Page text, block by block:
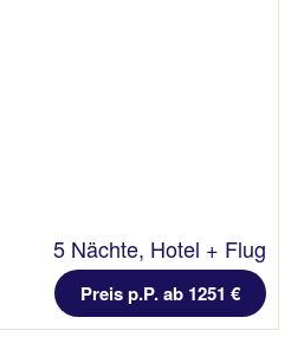
5 Nächte, Hotel + Flug
Preis p.P. ab 1251 €